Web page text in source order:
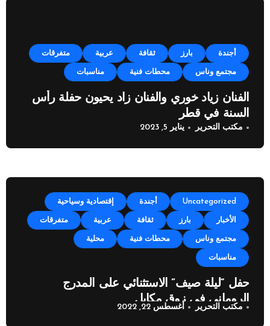
أجندة بارز ثقافة عربية متفرقات
مجتمع وناس محطات فنية مناسبات
الفنان زياد خوري والفنان زاد يحيون حفلة رأس
السنة في قطر
مكتب التحرير يناير 5, 2023
Uncategorized أجندة إقتصادية وسياحية
الأخبار بارز ثقافة عربية متفرقات
مجتمع وناس محطات فنية محلية
مناسبات
حفل “ليلة صيف” الاستثنائي على المدرج
الروماني في زوق مكايل
مكتب التحرير أغسطس 22, 2022